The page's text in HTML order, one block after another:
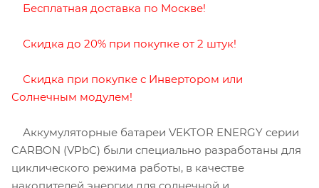
Бесплатная доставка по Москве!
Скидка до 20% при покупке от 2 штук!
Скидка при покупке с Инвертором или
Солнечным модулем!
Аккумуляторные батареи VEKTOR ENERGY серии
CARBON (VPbC) были специально разработаны для
циклического режима работы, в качестве